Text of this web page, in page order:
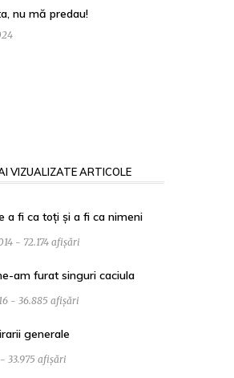
nu mă predau!
VIZUALIZATE ARTICOLE
a fi ca toți și a fi ca nimeni
- 72.174 afișări
am furat singuri caciula
- 36.885 afișări
generale
33.975 afișări